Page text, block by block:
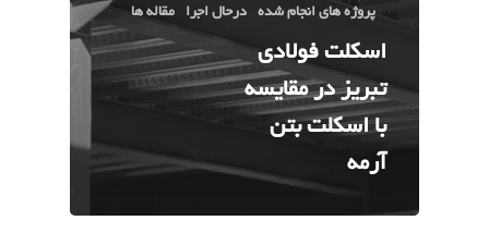
پروژه های انجام شده درحال اجرا مقاله ها
اسکلت فولادی
تبریز در مقایسه
با اسکلت بتن
آرمه